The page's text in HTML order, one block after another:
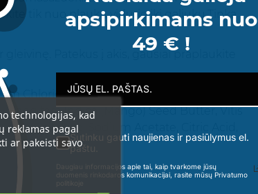
tik nuo plaukų vidurio iki galiukų.Tinka
Patekus į akis, gausiai praplaukite
Chloride, C15-19 Alkane, Isopropyl Alcohol,
Indica (Mango) Seed Butter, Vitis
Cellulose, Sodium Acetate, Citric Acid,
technologijas, kad
reklamas pagal
ar pakeisti savo
apsipirkimams nuo
49 € !
Sutinku gauti naujienas ir pasiūlymus el.
paštu.
Daugiau informacijos apie tai, kaip tvarkome jūsų
duomenis rinkodaros komunikacijai, rasite mūsų Privatumo
politikoje